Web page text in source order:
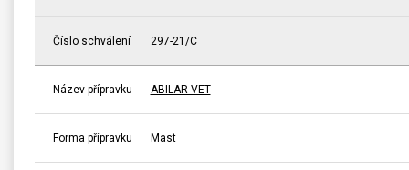
Číslo schválení 297-21/C
Název přípravku ABILAR VET
Forma přípravku Mast